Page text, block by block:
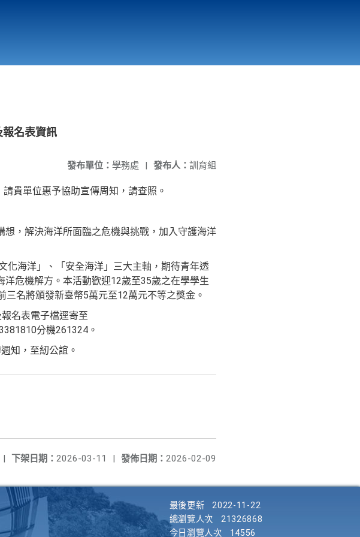
報名表資訊
發布人： 訓育組
發布單位： 學務處 |
貴單位惠予協助宣傳周知，請查照。
，解決海洋所面臨之危機與挑戰，加入守護海洋
化海洋」、「安全海洋」三大主軸，期待青年透
危機解方。本活動歡迎12歲至35歲之在學學生
名將頒發新臺幣5萬元至12萬元不等之獎金。
名表電子檔逕寄至
分機261324。
知，至紉公誼。
查照。
與挑戰，加入守護
發佈日期： 2026-02-09
下架日期： 2026-03-11 |
|
最後更新
2022-11-22
總瀏覽人次
21326868
今日瀏覽人次
14556